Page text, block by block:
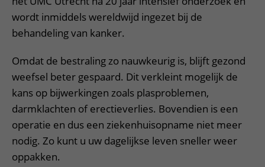
wordt inmiddels wereldwijd ingezet bij de
behandeling van kanker.
Omdat de bestraling zo nauwkeurig is, blijft gezond
weefsel beter gespaard. Dit verkleint mogelijk de
kans op bijwerkingen zoals plasproblemen,
darmklachten of erectieverlies. Bovendien is een
operatie en dus een ziekenhuisopname niet meer
nodig. Zo kunt u uw dagelijkse leven sneller weer
oppakken.